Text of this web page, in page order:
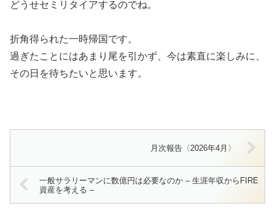
どうせセミリタイアするのでね。
折角得られた一時帰国です。
過ぎたことにはあまり尾を引かず、今は素直に楽しみに、
その日を待ちたいと思います。
月次報告〈2026年4月〉
一般サラリーマンに数億円は必要なのか – 生涯年収からFIRE
資産を考える –